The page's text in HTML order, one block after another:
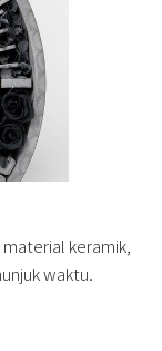
keramik,
waktu.